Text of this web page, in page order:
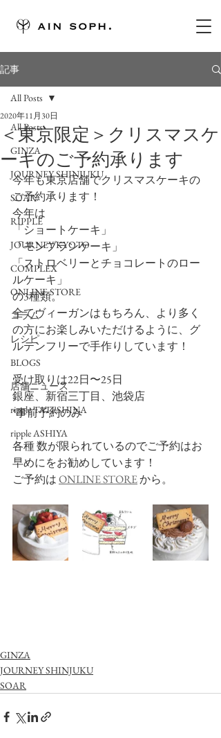
記事
All Posts
GINZA
JOURNEY SHINJUKU
SOAR
RIPPLE
JOURNEY KYOTO
COMPLEX
ONLINE STORE
コラム
レシピ
BLOGS
店舗ニュース
ripple TATESHINA
ripple ASHIYA
All Posts
＜東京限定＞クリスマスケ
ーキのご予約承ります
2020年11月30日
今年も東京店舗でクリスマスケーキの
ご予約承ります！
今年は
「ショートケーキ」
「モンブランケーキ」
「ストロベリーとチョコレートのロー
ルケーキ」
の3種類。
全てヴィーガンはもちろん、より多く
の方にお楽しみいただけるように、グ
ルテンフリーで手作りしています！
受け取りは22日〜25日
銀座、新宿三丁目、池袋店
*事前予約のみ
各種 数が限られているのでご予約はお
早めにをお勧めしています！
ご予約は ONLINE STORE から。
GINZA
JOURNEY SHINJUKU
SOAR